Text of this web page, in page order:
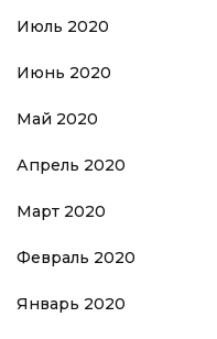
Июль 2020
Июнь 2020
Май 2020
Апрель 2020
Март 2020
Февраль 2020
Январь 2020